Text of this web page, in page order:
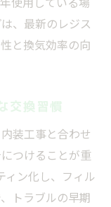
、最新のレジス
と換気効率の向
交換習慣
装工事と合わせ
つけることが重
ィン化し、フィル
トラブルの早期